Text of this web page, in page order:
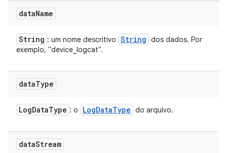
dataName
String : um nome descritivo String dos dados. Por
exemplo, "device_logcat".
dataType
LogDataType : o LogDataType do arquivo.
dataStream